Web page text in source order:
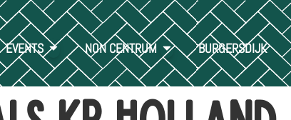
EVENTS NON CENTRUM BURGERSDIJK